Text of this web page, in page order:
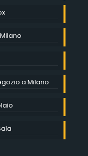
a Milano